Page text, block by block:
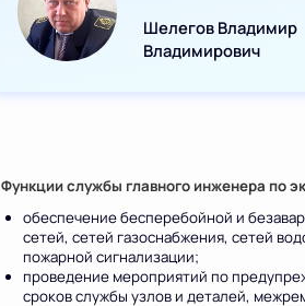
Шелегов Владимир
Владимирович
Функции службы главного инженера по
обеспечение бесперебойной и
сетей, сетей газоснабжения, сетей
пожарной сигнализации;
проведение мероприятий по
сроков службы узлов и деталей,